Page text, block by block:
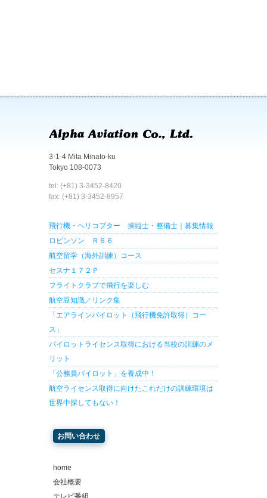
3-1-4 Mita Minato-ku
Tokyo 108-0073
tel: (+81) 3-3452-8420
fax: (+81) 3-3452-8957
飛行機・ヘリコプター 操縦士・整備士｜募集情報
ロビンソン Ｒ６６
航空留学（海外訓練）コース
セスナ１７２Ｐ
フライトクラブで飛行を楽しむ
航空豆知識／リンク集
「エアラインパイロット（飛行機免許取得）コー
ス」
パイロットライセンス取得における当校の訓練のメ
リット
「公務員パイロット」を養成中！
航空ライセンス取得に向けたこれだけの訓練環境は
世界中探してもない！
お問い合わせ
home
会社概要
テレビ番組